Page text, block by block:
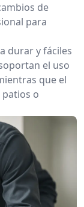
de
para
durar y fáciles
el uso
que el
o